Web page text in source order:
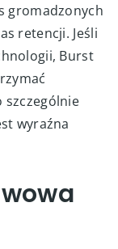
gromadzonych
retencji. Jeśli
Burst
szczególnie
wyraźna